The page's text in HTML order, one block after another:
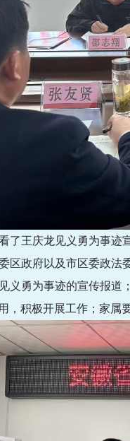
了王庆龙见义勇为事迹
区政府以及市区委政
义勇为事迹的宣传报
，积极开展工作；家属